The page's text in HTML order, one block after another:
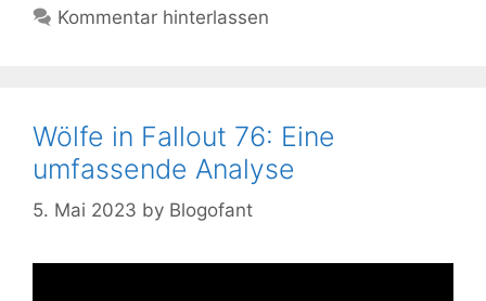
Kommentar hinterlassen
Wölfe in Fallout 76: Eine
umfassende Analyse
5. Mai 2023 by Blogofant